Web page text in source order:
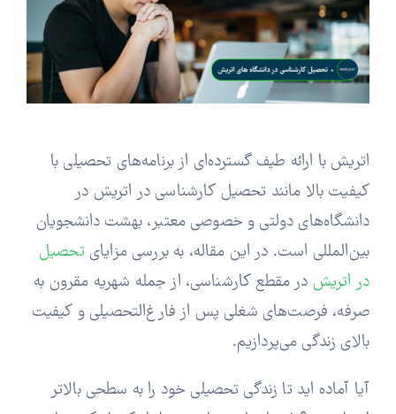
اتریش با ارائه طیف گسترده‌ای از برنامه‌های تحصیلی با
کیفیت بالا مانند تحصیل کارشناسی در اتریش در
دانشگاه‌های دولتی و خصوصی معتبر، بهشت دانشجویان
بین‌المللی است. در این مقاله، به بررسی مزایای تحصیل
در اتریش در مقطع کارشناسی، از جمله شهریه مقرون به
صرفه، فرصت‌های شغلی پس از فارغ‌التحصیلی و کیفیت
بالای زندگی می‌پردازیم.
آیا آماده اید تا زندگی تحصیلی خود را به سطحی بالاتر